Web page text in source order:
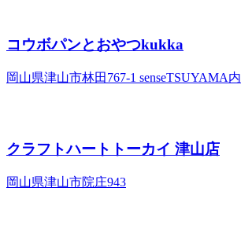
コウボパンとおやつkukka
岡山県津山市林田767-1 senseTSUYAMA内
クラフトハートトーカイ 津山店
岡山県津山市院庄943